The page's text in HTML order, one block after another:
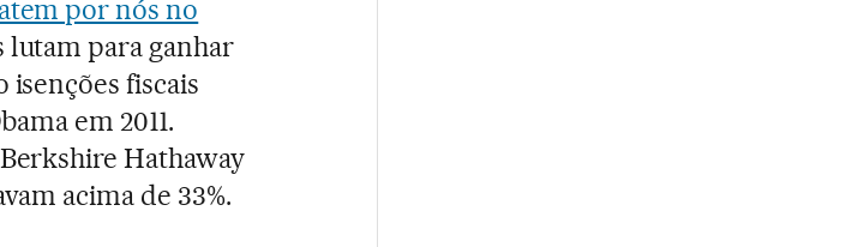
por nós no
lutam para ganhar
fiscais
em 2011.
Hathaway
acima de 33%.